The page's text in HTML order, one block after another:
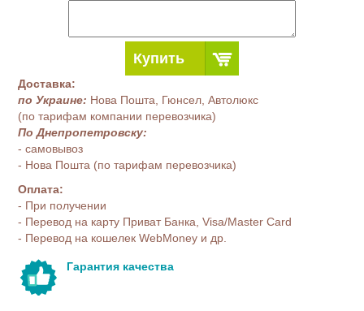
Купить
Доставка:
по Украине: Нова Пошта, Гюнсел, Автолюкс
(по тарифам компании перевозчика)
По Днепропетровску:
- самовывоз
- Нова Пошта (по тарифам перевозчика)
Оплата:
- При получении
- Перевод на карту Приват Банка, Visa/Master Card
- Перевод на кошелек WebMoney и др.
Гарантия качества